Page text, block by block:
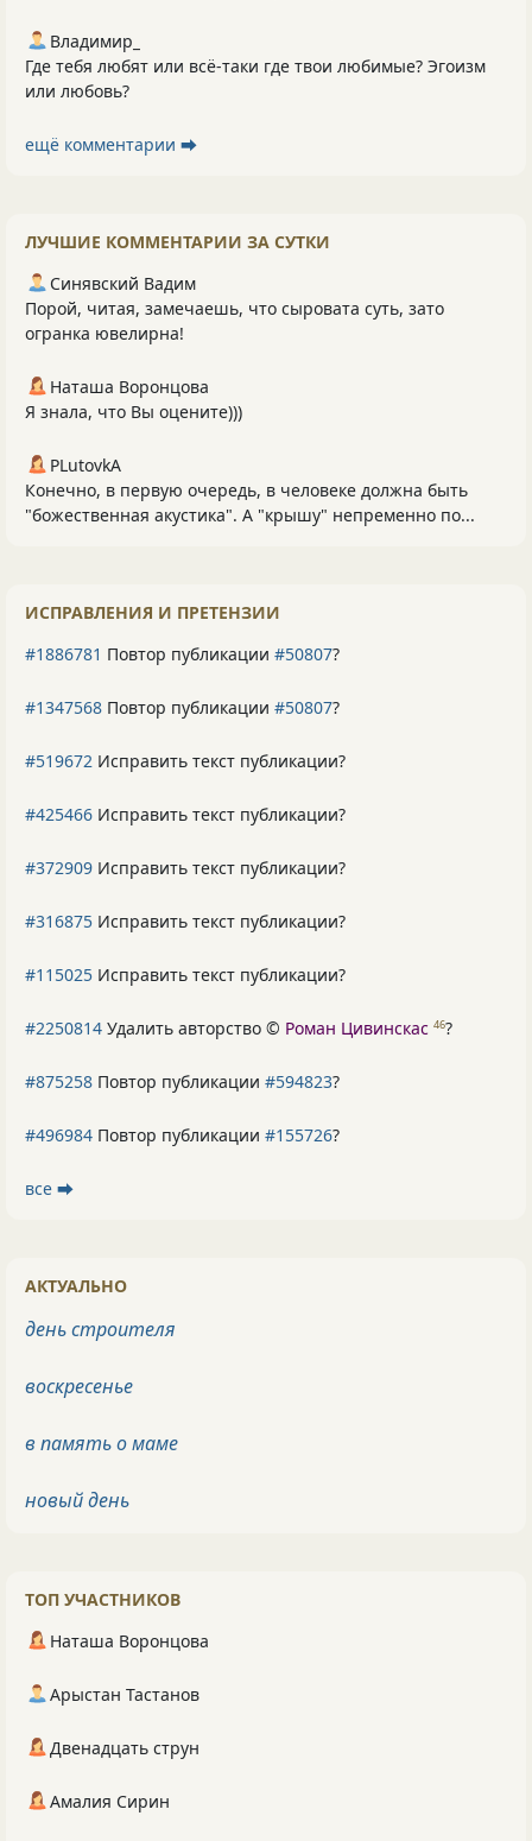
Владимир_
Где тебя любят или всё-таки где твои любимые? Эгоизм
или любовь?
ещё комментарии ⮕
ЛУЧШИЕ КОММЕНТАРИИ ЗА СУТКИ
Синявский Вадим
Порой, читая, замечаешь, что сыровата суть, зато
огранка ювелирна!
Наташа Воронцова
Я знала, что Вы оцените)))
PLutоvkА
Конечно, в первую очередь, в человеке должна быть
"божественная акустика". А "крышу" непременно по...
ИСПРАВЛЕНИЯ И ПРЕТЕНЗИИ
#1886781 Повтор публикации #50807?
#1347568 Повтор публикации #50807?
#519672 Исправить текст публикации?
#425466 Исправить текст публикации?
#372909 Исправить текст публикации?
#316875 Исправить текст публикации?
#115025 Исправить текст публикации?
#2250814 Удалить авторство © Роман Цивинскас 46?
#875258 Повтор публикации #594823?
#496984 Повтор публикации #155726?
все ⮕
АКТУАЛЬНО
день строителя
воскресенье
в память о маме
новый день
ТОП УЧАСТНИКОВ
Наташа Воронцова
Арыстан Тастанов
Двенадцать струн
Амалия Сирин